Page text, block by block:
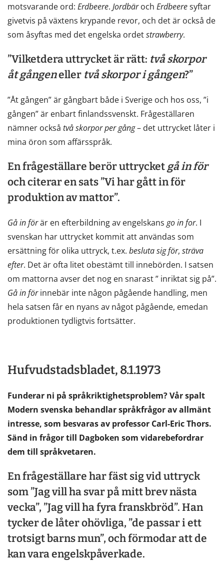
motsvarande ord: Erdbeere. Jordbäroch Erdbeeresyftar
givetvis på växtens krypande revor, och det är också de
som åsyftas med det engelska ordetstrawberry.
”Vilketdera uttrycket är rätt: tvåskorpor
åtgångeneller tvåskorporigången?”
”Åt gången” är gångbart både i Sverige och hos oss, ”i
gången” är enbart finlandssvenskt. Frågeställaren
nämner också tvåskorporpergång– det uttrycket låter i
mina öron som affärsspråk.
En frågeställare berör uttrycketgåinför
och citerar en sats ”Vi har gått in för
produktion av mattor”.
Gåinförär en efterbildning av engelskans goinfor. I
svenskan har uttrycket kommit att användas som
ersättning för olika uttryck, t.ex. beslutasigför, sträva
efter. Det är ofta litet obestämt till innebörden. I satsen
om mattorna avser det nog en snarast ” inriktat sig på”.
Gåinförinnebär inte någon pågående handling, men
hela satsen får en nyans av något pågående, emedan
produktionen tydligtvis fortsätter.
Hufvudstadsbladet, 8.1.1973
Funderar ni på språkriktighetsproblem? Vår spalt
Modern svenska behandlar språkfrågor av allmänt
intresse, som besvaras av professor Carl-Eric Thors.
Sänd in frågor till Dagboken som vidarebefordrar
dem till språkvetaren.
En frågeställare har fäst sig vid uttryck
som ”Jag vill ha svar på mitt brev nästa
vecka”, ”Jag vill ha fyra franskbröd”. Han
tycker de låter ohövliga, ”de passar i ett
trotsigt barns mun”, och förmodar att de
kan vara engelskpåverkade.